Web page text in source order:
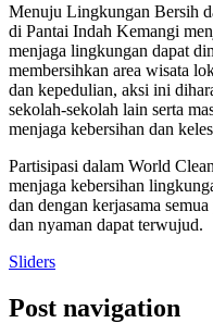
Menuju Lingkungan Bersih
di Pantai Indah Kemangi
menjaga lingkungan dapat
membersihkan area wisata
dan kepedulian, aksi ini
sekolah-sekolah lain serta
menjaga kebersihan dan
Partisipasi dalam World
menjaga kebersihan
dan dengan kerjasama
dan nyaman dapat terwujud.
Sliders
Post navigation